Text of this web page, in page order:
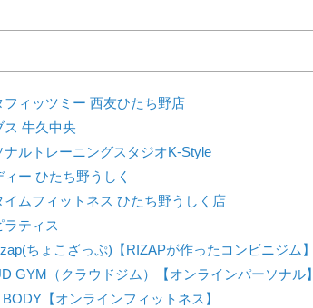
フィッツミー 西友ひたち野店
ス 牛久中央
ナルトレーニングスタジオK-Style
ィー ひたち野うしく
イムフィットネス ひたち野うしく店
ラティス
ちょこざっぷ)【RIZAPが作ったコンビニジム】
GYM（クラウドジム）【オンラインパーソナル】
【オンラインフィットネス】